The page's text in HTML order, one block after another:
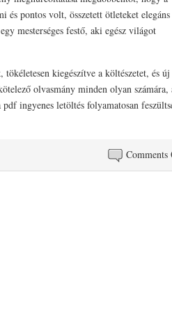
és pontos volt, összetett ötleteket elegáns
mesterséges festő, aki egész világot
kiegészítve a költészetet, és új
olvasmány minden olyan számára,
ingyenes letöltés folyamatosan
Comments